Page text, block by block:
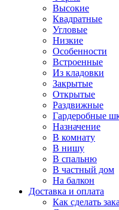
Высокие
Квадратные
Угловые
Низкие
Особенности
Встроенные
Из кладовки
Закрытые
Открытые
Раздвижные
Гардеробные
Назначение
В комнату
В нишу
В спальню
В частный дом
На балкон
Доставка и оплата
Как сделать